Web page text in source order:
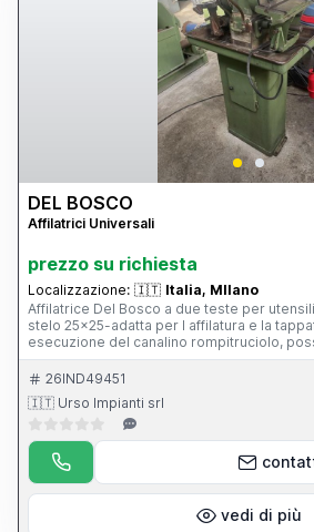
DEL BOSCO
Affilatrici Universali
prezzo su richiesta
Localizzazione: 🇮🇹 Italia, MIlano
Affilatrice Del Bosco a due teste per utensili monotaglienti con
stelo 25x25-adatta per l affilatura e la
esecuzione del canalino rompitruciolo,
dell apparecchio per l affilatura di punte
26IND49451
🇮🇹 Urso Impianti srl
vedi di più